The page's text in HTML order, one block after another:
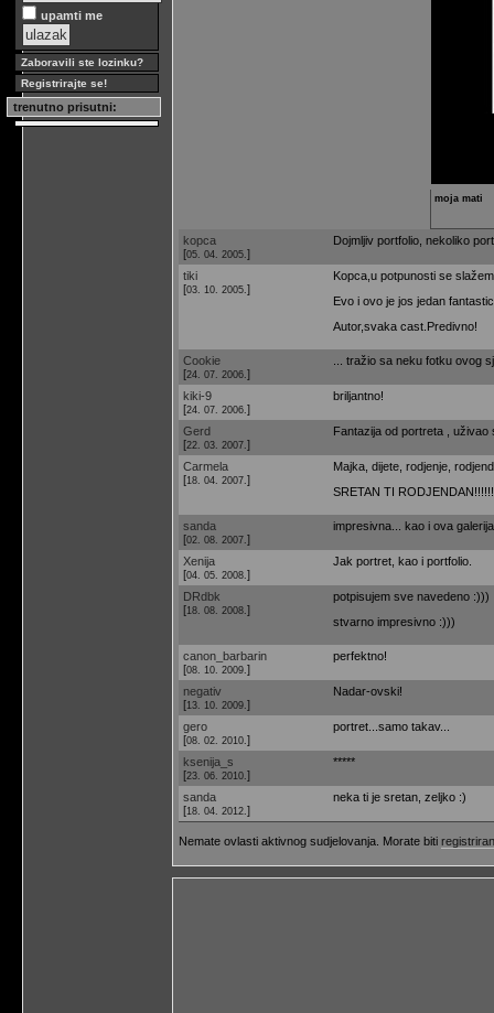
upamti me
Zaboravili ste lozinku?
Registrirajte se!
trenutno prisutni:
moja mati
kopca
[05. 04. 2005. ]
Dojmljiv portfolio, nekoliko
tiki
[03. 10. 2005. ]
Kopca,u potpunosti se
Evo i ovo je jos jedan
Autor,svaka cast.Predivno!
Cookie
[24. 07. 2006. ]
... tražio sa neku fotku ovog
kiki-9
[24. 07. 2006. ]
briljantno!
Gerd
[22. 03. 2007. ]
Fantazija od portreta , uživao
Carmela
[18. 04. 2007. ]
Majka, dijete, rodjenje,
SRETAN TI
sanda
[02. 08. 2007. ]
impresivna... kao i ova
Xenija
[04. 05. 2008. ]
Jak portret, kao i portfolio.
DRdbk
[18. 08. 2008. ]
potpisujem sve navedeno :)))
stvarno impresivno :)))
canon_barbarin
[08. 10. 2009. ]
perfektno!
negativ
[13. 10. 2009. ]
Nadar-ovski!
gero
[08. 02. 2010. ]
portret...samo takav...
ksenija_s
[23. 06. 2010. ]
*****
sanda
[18. 04. 2012. ]
neka ti je sretan, zeljko :)
Nemate ovlasti aktivnog sudjelovanja. Morate biti